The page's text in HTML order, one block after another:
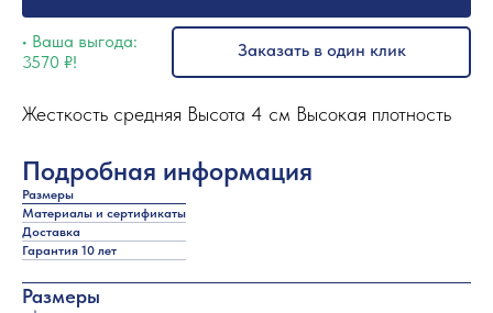
• Ваша выгода:
3570 ₽!
Заказать в один клик
Жесткость средняя Высота 4 см Высокая плотность
Подробная информация
Размеры
Материалы и сертификаты
Доставка
Гарантия 10 лет
Размеры